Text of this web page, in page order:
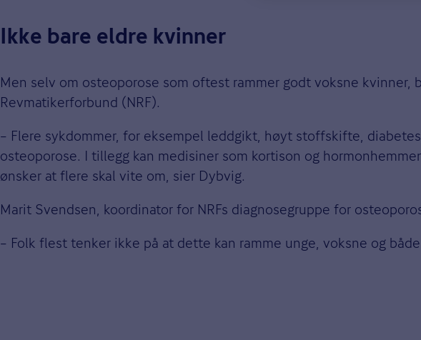
Ikke bare eldre kvinner
Men selv om osteoporose som oftest rammer godt voksne
Revmatikerforbund (NRF).
– Flere sykdommer, for eksempel leddgikt, høyt stoffskifte,
osteoporose. I tillegg kan medisiner som kortison og
ønsker at flere skal vite om, sier Dybvig.
Marit Svendsen, koordinator for NRFs diagnosegruppe for
– Folk flest tenker ikke på at dette kan ramme unge, voksne og